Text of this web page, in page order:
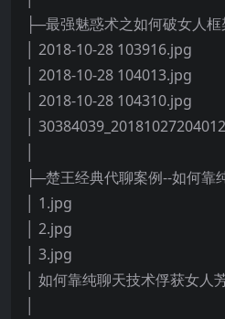
├─最强魅惑术之如何破女人
│ 2018-10-28 103916.jpg
│ 2018-10-28 104013.jpg
│ 2018-10-28 104310.jpg
│
├─楚王经典代聊案例--如何靠
│ 1.jpg
│ 2.jpg
│ 3.jpg
│ 如何靠纯聊天技术俘获女人